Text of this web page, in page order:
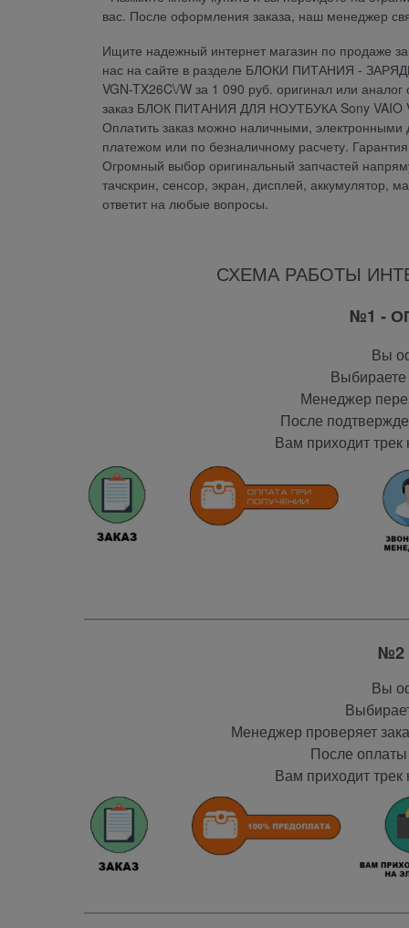
вас. После оформления заказа, наш менеджер
Ищите надежный интернет магазин по продаже
нас на сайте в разделе БЛОКИ ПИТАНИЯ -
VGN-TX26C\/W за 1 090 руб. оригинал или
заказ БЛОК ПИТАНИЯ ДЛЯ НОУТБУКА Sony VAIO
Оплатить заказ можно наличными, электронными
платежом или по безналичному расчету.
Огромный выбор оригинальный запчастей
тачскрин, сенсор, экран, дисплей, аккумулятор,
ответит на любые вопросы.
СХЕМА РАБОТЫ
№1 -
Вы
Менеджер
После
Вам приходит
№2
Вы
Менеджер проверяет
После
Вам приходит